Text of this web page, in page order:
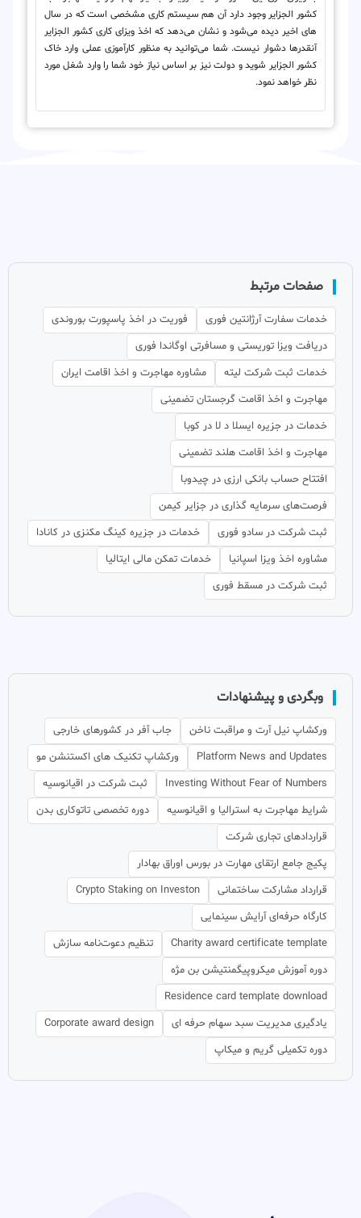
کشور الجزایر وجود دارد آن هم سیستم کاری مشخصی است که در سال
های اخیر دیده می‌شود و نشان می‌دهد که اخذ ویزای کاری کشور الجزایر
آنقدرها دشوار نیست. شما می‌توانید به منظور کارآموزی عملی وارد خاک
کشور الجزایر شوید و دولت نیز بر اساس نیاز خود شما را وارد شغل مورد
نظر خواهد نمود.
صفحات مرتبط
خدمات سفارت آرژانتین فوری
فوریت در اخذ پاسپورت بوروندی
دریافت ویزا توریستی و مسافرتی اوگاندا فوری
خدمات ثبت شرکت لیته
مشاوره مهاجرت و اخذ اقامت ایران
مهاجرت و اخذ اقامت گرجستان تضمینی
خدمات در جزیره ایسلا د لا در کوبا
مهاجرت و اخذ اقامت هلند تضمینی
افتتاح حساب بانکی ارزی در چیدوبا
فرصت‌های سرمایه گذاری در جزایر کیمن
ثبت شرکت در سادو فوری
خدمات در جزیره کینگ مکنزی در کانادا
مشاوره اخذ ویزا اسپانیا
خدمات تمکن مالی ایتالیا
ثبت شرکت در مسقط فوری
وبگردی و پیشنهادات
ورکشاپ نیل آرت و مراقبت ناخن
جاب آفر در کشورهای خارجی
Platform News and Updates
ورکشاپ تکنیک های اکستنشن مو
Investing Without Fear of Numbers
ثبت شرکت در اقیانوسیه
شرایط مهاجرت به استرالیا و اقیانوسیه
دوره تخصصی تاتوکاری بدن
قراردادهای تجاری شرکت
پکیج جامع ارتقای مهارت در بورس اوراق بهادار
قرارداد مشارکت ساختمانی
Crypto Staking on Investon
کارگاه حرفه‌ای آرایش سینمایی
Charity award certificate template
تنظیم دعوت‌نامه سازش
دوره آموزش میکروپیگمنتیشن بن مژه
Residence card template download
یادگیری مدیریت سبد سهام حرفه ای
Corporate award design
دوره تکمیلی گریم و میکاپ